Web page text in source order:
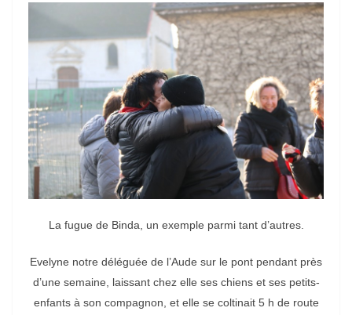
La fugue de Binda, un exemple parmi tant d’autres.
Evelyne notre déléguée de l’Aude sur le pont pendant près
d’une semaine, laissant chez elle ses chiens et ses petits-
enfants à son compagnon, et elle se coltinait 5 h de route